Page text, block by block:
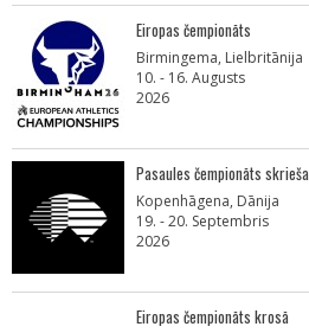
Eiropas čempionāts
Birmingema, Lielbritānija
10. - 16. Augusts
2026
Pasaules čempionāts
Kopenhāgena, Dānija
19. - 20. Septembris
2026
Eiropas čempionāts krosā